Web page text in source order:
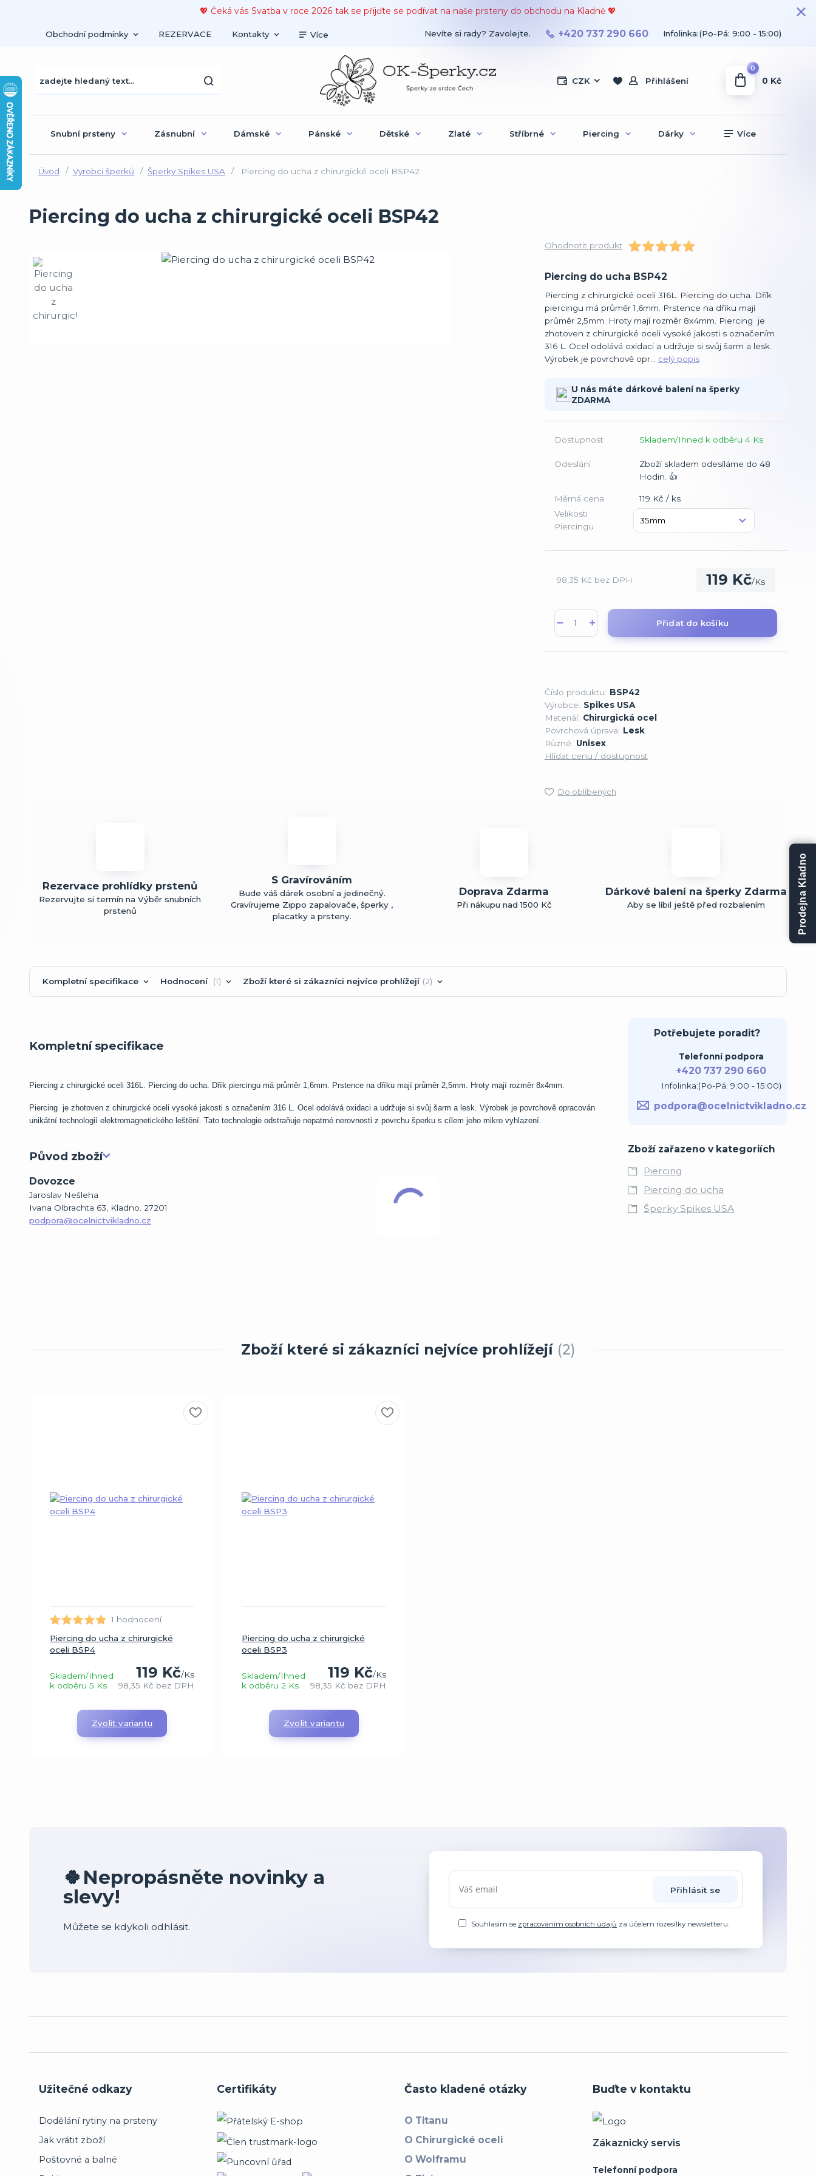
💖 Čeká vás Svatba v roce 2026 tak se přijďte se podívat na naše prsteny do obchodu na Kladně 💖
Obchodní podmínky REZERVACE Kontakty Více
CZK Přihlášení
Nevíte si rady? Zavolejte. +420 737 290 660 Infolinka:(Po-Pá: 9:00 - 15:00)
0
0 Kč
Snubní prsteny Zásnubní Dámské Pánské Dětské Zlaté Stříbrné Piercing Dárky Více
Úvod Vyrobci šperků Šperky Spikes USA Piercing do ucha z chirurgické oceli BSP42
Piercing do ucha z chirurgické oceli BSP42
Ohodnotit produkt
Piercing do ucha BSP42
Piercing z chirurgické oceli 316L. Piercing do ucha. Dřík
piercingu má průměr 1,6mm. Prstence na dříku mají
průměr 2,5mm. Hroty mají rozměr 8x4mm. Piercing je
zhotoven z chirurgické oceli vysoké jakosti s označením
316 L. Ocel odolává oxidaci a udržuje si svůj šarm a lesk.
Výrobek je povrchově opr... celý popis
U nás máte dárkové balení na šperky
ZDARMA
Dostupnost Skladem/Ihned k odběru 4 Ks
Odeslání
Zboží skladem odesíláme do 48
Hodin. 👍
Měrná cena
119 Kč / ks
Velikosti
Piercingu
119 Kč/Ks
98,35 Kč bez DPH
Přidat do košíku
Číslo produktu: BSP42
Výrobce: Spikes USA
Materiál: Chirurgická ocel
Povrchová úprava: Lesk
Různé: Unisex
Hlídat cenu / dostupnost
Do oblíbených
Rezervace prohlídky prstenů
Rezervujte si termín na Výběr snubních
prstenů
S Gravírováním
Bude váš dárek osobní a jedinečný.
Gravírujeme Zippo zapalovače, šperky ,
placatky a prsteny.
Doprava Zdarma
Při nákupu nad 1500 Kč
Dárkové balení na šperky Zdarma
Aby se líbil ještě před rozbalením
Kompletní specifikace Hodnocení 1 Zboží které si zákazníci nejvíce prohlížejí 2
Kompletní specifikace
Piercing z chirurgické oceli 316L. Piercing do ucha. Dřík piercingu má průměr 1,6mm. Prstence na dříku mají průměr 2,5mm. Hroty mají rozměr 8x4mm.
Piercing je zhotoven z chirurgické oceli vysoké jakosti s označením 316 L. Ocel odolává oxidaci a udržuje si svůj šarm a lesk. Výrobek je povrchově opracován
unikátní technologií elektromagnetického leštění. Tato technologie odstraňuje nepatrné nerovnosti z povrchu šperku s cílem jeho mikro vyhlazení.
Původ zboží
Dovozce
Jaroslav Nešleha
Ivana Olbrachta 63, Kladno. 27201
podpora@ocelnictvikladno.cz
Potřebujete poradit?
Telefonní podpora
+420 737 290 660
Infolinka:(Po-Pá: 9:00 - 15:00)
podpora@ocelnictvikladno.cz
Zboží zařazeno v kategoriích
Piercing
Piercing do ucha
Šperky Spikes USA
Zboží které si zákazníci nejvíce prohlížejí 2
1 hodnocení
Piercing do ucha z chirurgické
oceli BSP4
119 Kč/Ks
98,35 Kč bez DPH
Skladem/Ihned
k odběru 5 Ks
Zvolit variantu
Piercing do ucha z chirurgické
oceli BSP3
119 Kč/Ks
98,35 Kč bez DPH
Skladem/Ihned
k odběru 2 Ks
Zvolit variantu
🍀Nepropásněte novinky a
slevy!
Můžete se kdykoli odhlásit.
Přihlásit se
Souhlasím se zpracováním osobních údajů za účelem rozesílky newsletteru.
Prodejna Kladno
Užitečné odkazy
Dodělání rytiny na prsteny
Jak vrátit zboží
Poštovné a balné
Certifikáty Často kladené otázky
O Titanu
O Chirurgické oceli
O Wolframu
Buďte v kontaktu
Zákaznický servis
Telefonní podpora